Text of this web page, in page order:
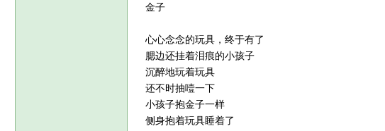
金子
心心念念的玩具，终于有了
腮边还挂着泪痕的小孩子
沉醉地玩着玩具
还不时抽噎一下
小孩子抱金子一样
侧身抱着玩具睡着了